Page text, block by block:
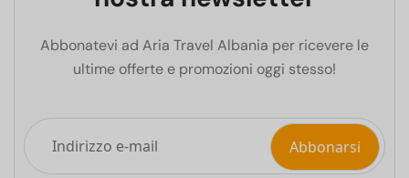
Abbonatevi ad Aria Travel Albania per ricevere le
ultime offerte e promozioni oggi stesso!